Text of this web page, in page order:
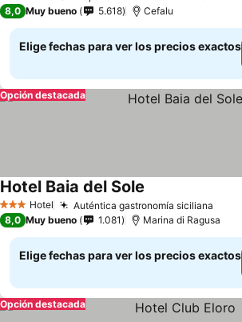
8,0 Muy bueno 5.618 Cefalu
Elige fechas para ver los precios exactos
Opción destacada
3 Estrellas
Hotel Auténtica gastronomía siciliana
Hotel Baia del Sole
8,0 Muy bueno 1.081 Marina di Ragusa
Elige fechas para ver los precios exactos
Opción destacada